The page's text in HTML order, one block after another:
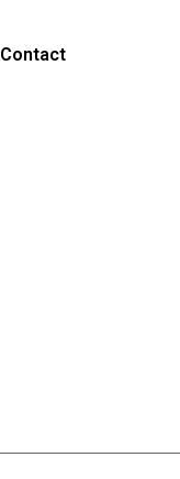
Contact